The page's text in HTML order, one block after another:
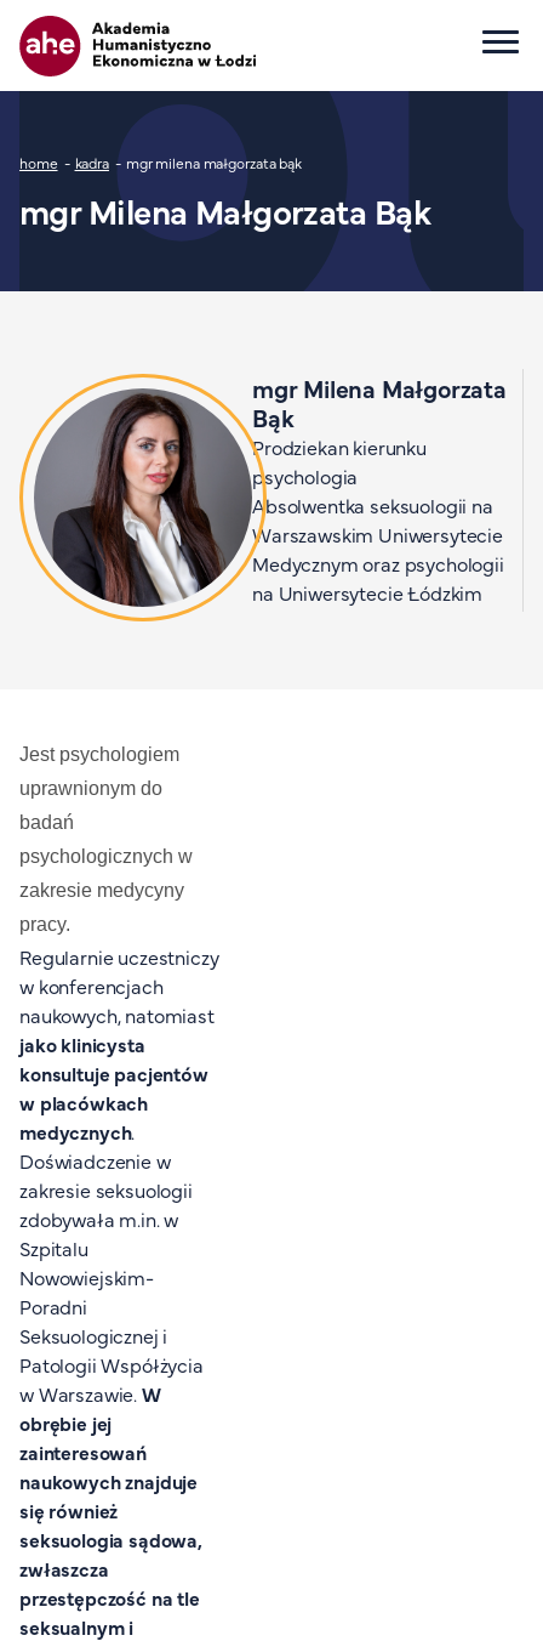
Główna nawigacja
Dla kandydata
Wszystkie kierunki
Studia II stopnia
Study in English
Wydziały
Opłaty za studia
Dla studenta
Organizacja studiów
Aktualności
O rekrutacji
Jak zostać studentem AHE
Biuro rekrutacji
Zasady przyjęcia na studia
Harmonogram przyjęć na studia
O PUW
O nas
Akademia Online
Jak się studiuje przez Internet?
FAQ
Nasi wykładowcy
Strefa wiedzy
Kontakt
Górny pasek
Rekrutacja
Platforma zdalnego nauczania
Wirtualny Pokój Studenta
Ścieżka nawigacyjna
home kadra mgr milena małgorzata bąk
mgr Milena Małgorzata Bąk
mgr Milena Małgorzata
Bąk
Prodziekan kierunku
psychologia
Absolwentka seksuologii na
Warszawskim Uniwersytecie
Medycznym oraz psychologii
na Uniwersytecie Łódzkim
Jest psychologiem
uprawnionym do
badań
psychologicznych w
zakresie medycyny
pracy.
Regularnie uczestniczy
w konferencjach
naukowych, natomiast
jako klinicysta
konsultuje pacjentów
w placówkach
medycznych.
Doświadczenie w
zakresie seksuologii
zdobywała m.in. w
Szpitalu
Nowowiejskim-
Poradni
Seksuologicznej i
Patologii Współżycia
w Warszawie. W
obrębie jej
zainteresowań
naukowych znajduje
się również
seksuologia sądowa,
zwłaszcza
przestępczość na tle
seksualnym i